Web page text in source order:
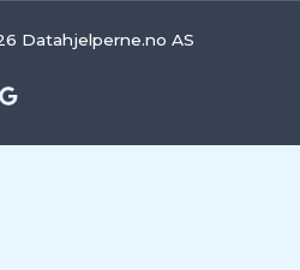
Datahjelperne.no AS